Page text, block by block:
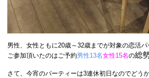
男性、女性ともに20歳～32歳までが対象の恋活
ご参加頂いたのはご予約男性13名女性15名の総
さて、今宵のパーティーは3連休初日なのでどう